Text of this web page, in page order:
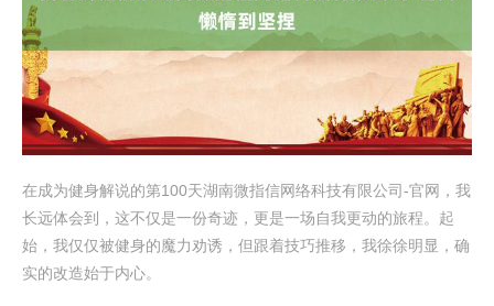
在成为健身解说的第100天湖南微指信网络科技有限公司-官网，我
长远体会到，这不仅是一份奇迹，更是一场自我更动的旅程。起
始，我仅仅被健身的魔力劝诱，但跟着技巧推移，我徐徐明显，确
实的改造始于内心。